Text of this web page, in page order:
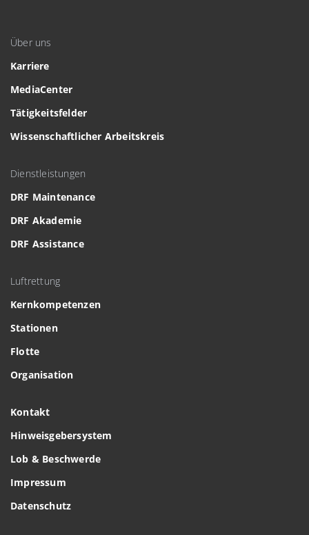
Über uns
Karriere
MediaCenter
Tätigkeitsfelder
Wissenschaftlicher Arbeitskreis
Dienstleistungen
DRF Maintenance
DRF Akademie
DRF Assistance
Luftrettung
Kernkompetenzen
Stationen
Flotte
Organisation
Kontakt
Hinweisgebersystem
Lob & Beschwerde
Impressum
Datenschutz